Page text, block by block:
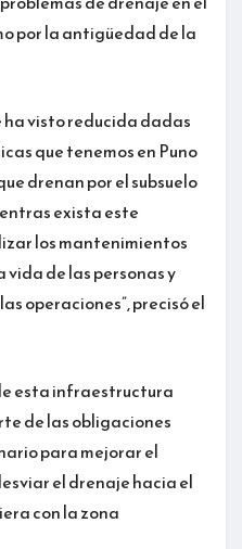
por la antigüedad de la
ha visto reducida dadas
que tenemos en Puno
drenan por el subsuelo
exista este
los mantenimientos
de las personas y
operaciones”, precisó el
esta infraestructura
de las obligaciones
para mejorar el
el drenaje hacia el
con la zona